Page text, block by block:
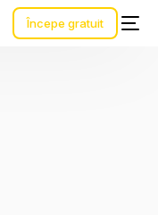
Începe gratuit